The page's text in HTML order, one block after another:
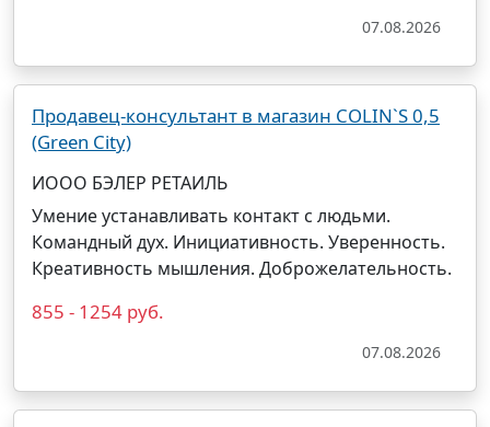
07.08.2026
Продавец-консультант в магазин COLIN`S 0,5
(Green City)
ИООО БЭЛЕР РЕТАИЛЬ
Умение устанавливать контакт с людьми.
Командный дух. Инициативность. Уверенность.
Креативность мышления. Доброжелательность.
855 - 1254 руб.
07.08.2026